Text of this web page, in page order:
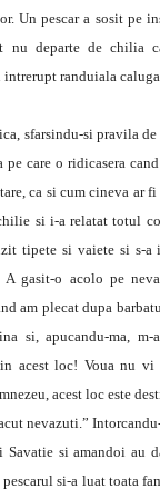
Un pescar a sosit pe
departe de chilia
intrerupt randuiala
sfarsindu-si pravila
pe care o ridicasera
ca si cum cineva ar
si i-a relatat totul
tipete si vaiete si s-a
A gasit-o acolo pe
am plecat dupa
si, apucandu-ma, m-
acest loc! Voua nu
acest loc este
nevazuti.”
si amandoi au
si-a luat toata